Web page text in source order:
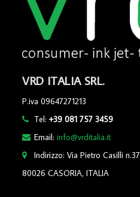
VRD ITALIA SRL.
P.iva 09647271213
Tel:+39 081 757 3459
Email:info@vrditalia.it
Indirizzo: Via Pietro Casilli n.37
80026 CASORIA, ITALIA